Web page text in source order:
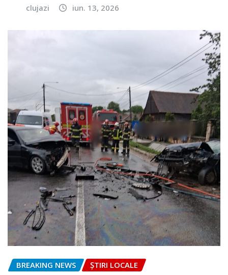
clujazi iun. 13, 2026
BREAKING NEWS ȘTIRI LOCALE